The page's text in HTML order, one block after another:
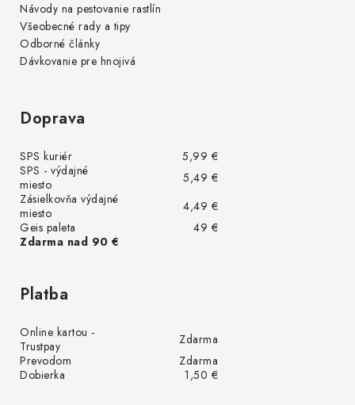
Návody na pestovanie rastlín
Všeobecné rady a tipy
Odborné články
Dávkovanie pre hnojivá
Doprava
SPS kuriér
5,99 €
SPS - výdajné
miesto
5,49 €
Zásielkovňa výdajné
miesto
4,49 €
Geis paleta
49 €
Zdarma nad 90 €
Platba
Online kartou -
Trustpay
Zdarma
Prevodom
Zdarma
Dobierka
1,50 €